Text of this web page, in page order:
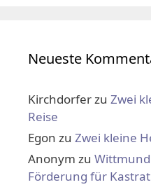
Neueste
Kirchdorferzu Zwei
Reise
Egon zu Zwei kleine
Anonym zu
Förderung für